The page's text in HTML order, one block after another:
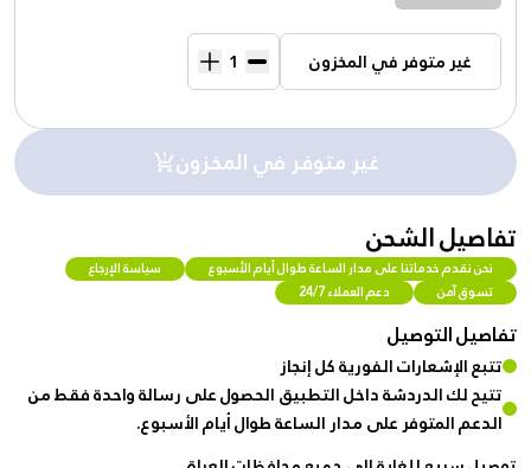
غير متوفر في المخزون
غير متوفر في المخزون
تفاصيل الشحن
نحن نقدم خدماتنا على مدار الساعة طوال أيام الأسبوع
سياسة الإرجاع
تسوق آمن
دعم العملاء 24/7
تفاصيل التوصيل
تتبع الإشعارات الفورية كل إنجاز
تتيح لك الدردشة داخل التطبيق الحصول على رسالة واحدة فقط من
الدعم المتوفر على مدار الساعة طوال أيام الأسبوع.